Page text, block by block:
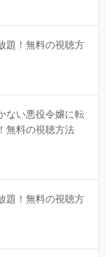
題！無料の視聴方
ない悪役令嬢に転
無料の視聴方法
題！無料の視聴方